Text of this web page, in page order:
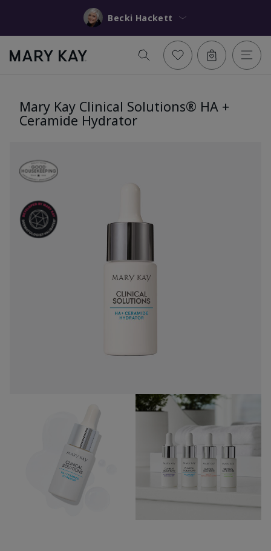
Becki Hackett
Mary Kay Clinical Solutions® HA +
Ceramide Hydrator